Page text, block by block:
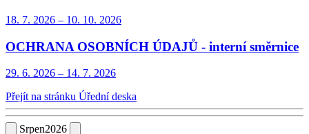
18. 7. 2026 – 10. 10. 2026
OCHRANA OSOBNÍCH ÚDAJŮ - interní směrnice
29. 6. 2026 – 14. 7. 2026
Přejít na stránku Úřední deska
Srpen2026